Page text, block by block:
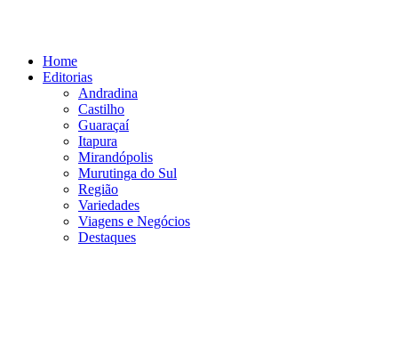
conteúdoHome
Editorias
Andradina
Castilho
Guaraçaí
Itapura
Mirandópolis
Murutinga do Sul
Região
Variedades
Viagens e Negócios
Destaques